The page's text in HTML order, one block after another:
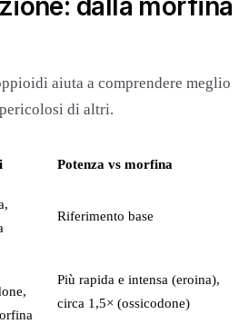
dalla morfina
aiuta a comprendere meglio
di altri.
Potenza vs morfina
Riferimento base
Più rapida e intensa (eroina),
circa 1,5× (ossicodone)